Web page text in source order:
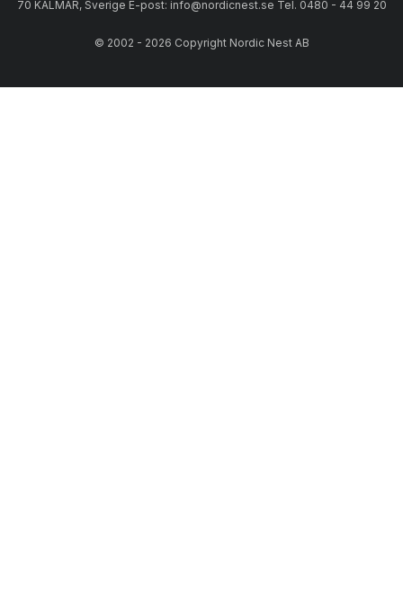
70 KALMAR, Sverige E-post: info@nordicnest.se Tel. 0480 - 44 99 20
© 2002 - 2026 Copyright Nordic Nest AB